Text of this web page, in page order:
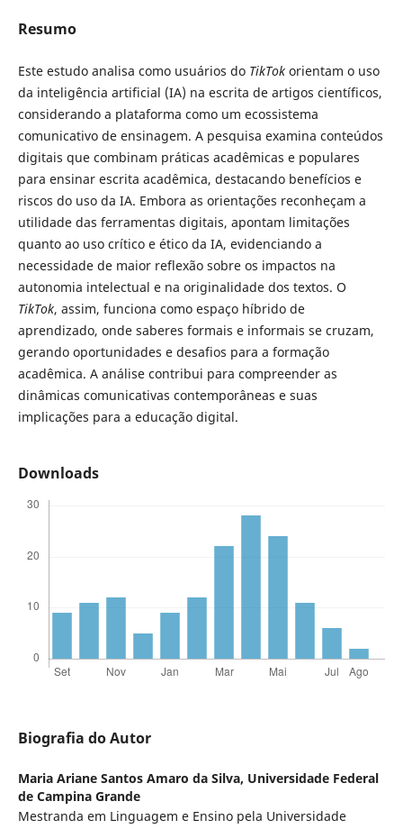
Resumo
Este estudo analisa como usuários do TikTokorientam o uso
da inteligência artificial (IA) na escrita de artigos científicos,
considerando a plataforma como um ecossistema
comunicativo de ensinagem. A pesquisa examina conteúdos
digitais que combinam práticas acadêmicas e populares
para ensinar escrita acadêmica, destacando benefícios e
riscos do uso da IA. Embora as orientações reconheçam a
utilidade das ferramentas digitais, apontam limitações
quanto ao uso crítico e ético da IA, evidenciando a
necessidade de maior reflexão sobre os impactos na
autonomia intelectual e na originalidade dos textos. O
TikTok, assim, funciona como espaço híbrido de
aprendizado, onde saberes formais e informais se cruzam,
gerando oportunidades e desafios para a formação
acadêmica. A análise contribui para compreender as
dinâmicas comunicativas contemporâneas e suas
implicações para a educação digital.
Downloads
Biografia do Autor
Maria Ariane Santos Amaro da Silva, Universidade Federal
de Campina Grande
Mestranda em Linguagem e Ensino pela Universidade